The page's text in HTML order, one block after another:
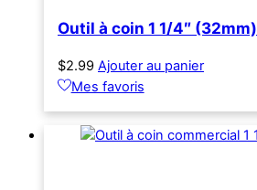
Outil à coin 1 1/4″ (32mm)
$2.99 Ajouter au panier
Mes favoris